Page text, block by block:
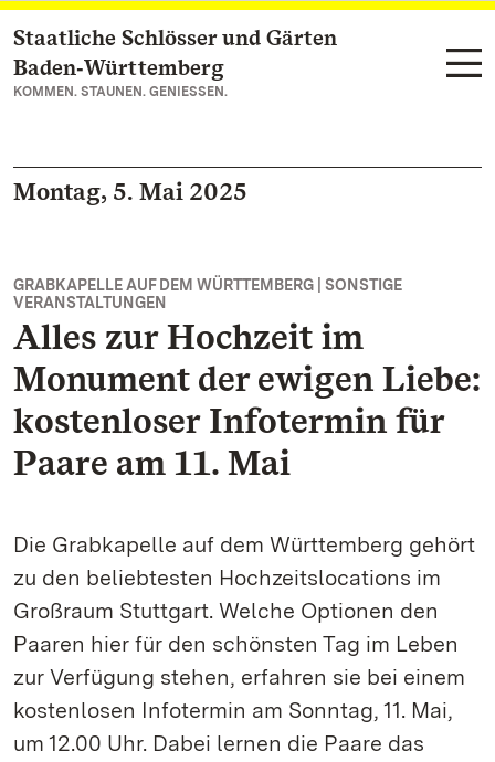
Zum Hauptinhalt springen
Staatliche Schlösser und Gärten
Baden‑Württemberg
KOMMEN. STAUNEN. GENIESSEN.
Montag, 5. Mai 2025
GRABKAPELLE AUF DEM WÜRTTEMBERG | SONSTIGE
VERANSTALTUNGEN
Alles zur Hochzeit im
Monument der ewigen Liebe:
kostenloser Infotermin für
Paare am 11. Mai
Die Grabkapelle auf dem Württemberg gehört
zu den beliebtesten Hochzeitslocations im
Großraum Stuttgart. Welche Optionen den
Paaren hier für den schönsten Tag im Leben
zur Verfügung stehen, erfahren sie bei einem
kostenlosen Infotermin am Sonntag, 11. Mai,
um 12.00 Uhr. Dabei lernen die Paare das